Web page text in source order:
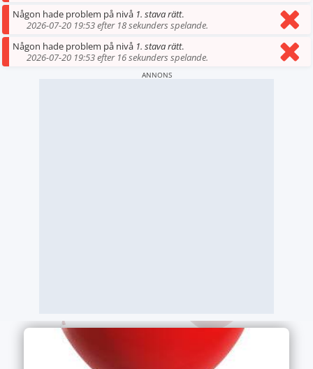
Någon hade problem på nivå 1. stava rätt.
2026-07-20 19:53 efter 18 sekunders spelande.
Någon hade problem på nivå 1. stava rätt.
2026-07-20 19:53 efter 16 sekunders spelande.
ANNONS